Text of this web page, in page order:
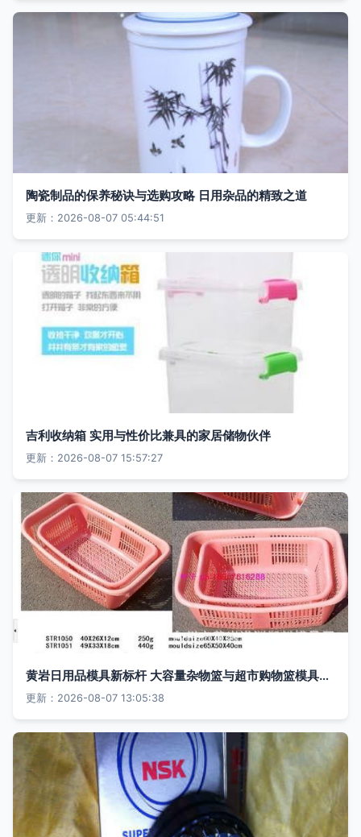
陶瓷制品的保养秘诀与选购攻略 日用杂品的精致之道
更新：2026-08-07 05:44:51
吉利收纳箱 实用与性价比兼具的家居储物伙伴
更新：2026-08-07 15:57:27
黄岩日用品模具新标杆 大容量杂物篮与超市购物篮模具高性价比之选
更新：2026-08-07 13:05:38